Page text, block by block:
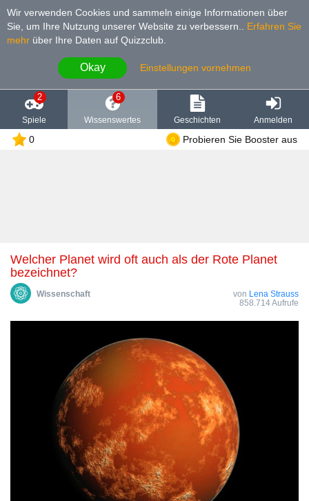
Wir verwenden Cookies und sammeln einige Informationen über
Sie, um Ihre Nutzung unserer Website zu verbessern.
Erfahren Sie
mehr über Ihre Daten auf Quizzclub.
Okay Einstellungen vornehmen
2
Spiele
6
Wissenswertes Geschichten Anmelden
0 Probieren Sie Booster aus
Welcher Planet wird oft auch als der Rote Planet
bezeichnet?
Wissenschaft von Lena Strauss
858.714 Aufrufe